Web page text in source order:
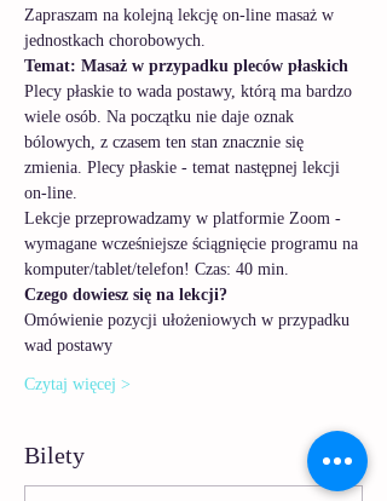
Zapraszam na kolejną lekcję on-line masaż w
jednostkach chorobowych.
Temat: Masaż w przypadku pleców płaskich
Plecy płaskie to wada postawy, którą ma bardzo
wiele osób. Na początku nie daje oznak
bólowych, z czasem ten stan znacznie się
zmienia. Plecy płaskie - temat następnej lekcji
on-line.
Lekcje przeprowadzamy w platformie Zoom -
wymagane wcześniejsze ściągnięcie programu na
komputer/tablet/telefon! Czas: 40 min.
Czego dowiesz się na lekcji?
Omówienie pozycji ułożeniowych w przypadku
wad postawy
Czytaj więcej >
Bilety